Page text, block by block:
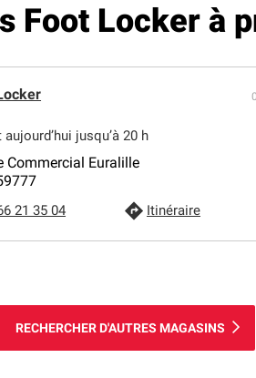
Foot Locker à
aujourd’hui jusqu’à 20 h
Commercial Euralille
21 35 04 Itinéraire
RECHERCHER D'AUTRES MAGASINS